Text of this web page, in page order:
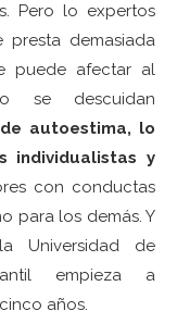
Pero lo expertos
presta demasiada
puede afectar al
se descuidan
autoestima, lo
individualistas y
con conductas
para los demás. Y
Universidad de
empieza a
años.